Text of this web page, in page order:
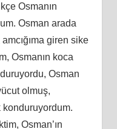
Osmanın
Osman arada
giren sike
Osmanın koca
Osman
olmuş,
konduruyordum.
Osman’ın